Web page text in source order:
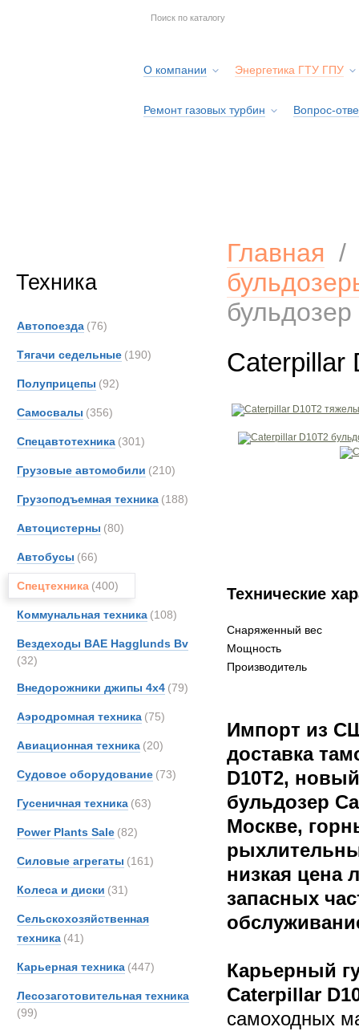
О компании Энергетика ГТУ ГПУ
Ремонт газовых турбин Вопрос-
Техника
Автопоезда (76)
Тягачи седельные (190)
Полуприцепы (92)
Самосвалы (356)
Спецавтотехника (301)
Грузовые автомобили (210)
Грузоподъемная техника (188)
Автоцистерны (80)
Автобусы (66)
Спецтехника (400)
Коммунальная техника (108)
Вездеходы BAE Hagglunds Bv
(32)
Внедорожники джипы 4х4 (79)
Аэродромная техника (75)
Авиационная техника (20)
Судовое оборудование (73)
Гусеничная техника (63)
Power Plants Sale (82)
Силовые агрегаты (161)
Колеса и диски (31)
Сельскохозяйственная
техника (41)
Карьерная техника (447)
Лесозаготовительная техника
(99)
Главная
бульдозер
Caterpillar
Технические
Снаряженный вес
Мощность
Производитель
Импорт из
доставка
D10T2,
бульдозер
Москве,
низкая цена
запасных
Карьерный
Caterpillar
самоходных